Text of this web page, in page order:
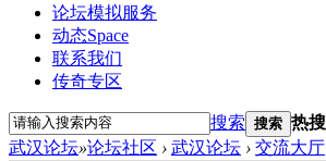
论坛模拟服务
动态Space
联系我们
传奇专区
搜索 搜索 热
武汉论坛»论坛社区 › 武汉论坛 › 交流大厅